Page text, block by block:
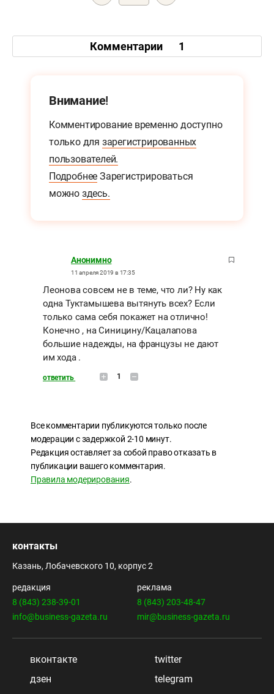
Комментарии 1
Внимание!
Комментирование временно доступно
только для зарегистрированных
пользователей.
Подробнее Зарегистрироваться
можно здесь.
Анонимно
11 апреля 2019 в 17:35
Леонова совсем не в теме, что ли? Ну как
одна Туктамышева вытянуть всех? Если
только сама себя покажет на отлично!
Конечно , на Синицину/Кацалапова
большие надежды, на французы не дают
им хода .
ответить 1
Все комментарии публикуются только после
модерации с задержкой 2-10 минут.
Редакция оставляет за собой право отказать в
публикации вашего комментария.
Правила модерирования.
контакты
Казань, Лобачевского 10, корпус 2
редакция
8 (843) 238-39-01
info@business-gazeta.ru
реклама
8 (843) 203-48-47
mir@business-gazeta.ru
вконтакте
twitter
дзен
telegram